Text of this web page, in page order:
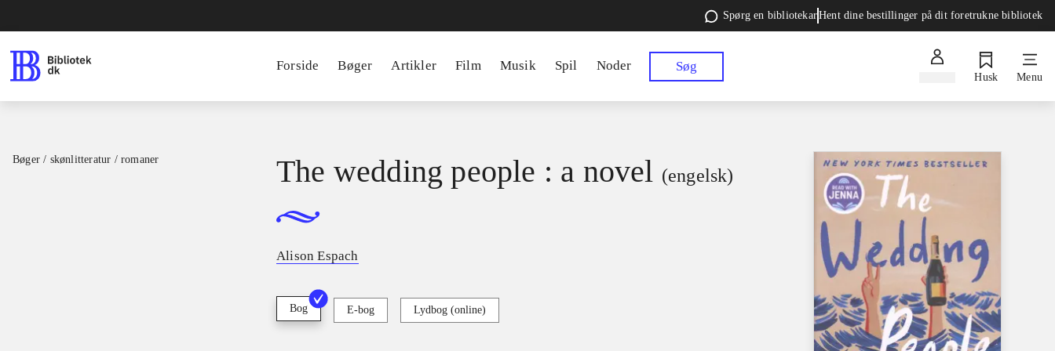
Spørg en bibliotekarHent dine bestillinger på dit foretrukne bibliotek
Forside Bøger Artikler Film Musik Spil Noder Søg
Husk Menu
Bøger / skønlitteratur / romaner The wedding people : a novel (engelsk)
Alison Espach
Bog E-bog Lydbog (online)